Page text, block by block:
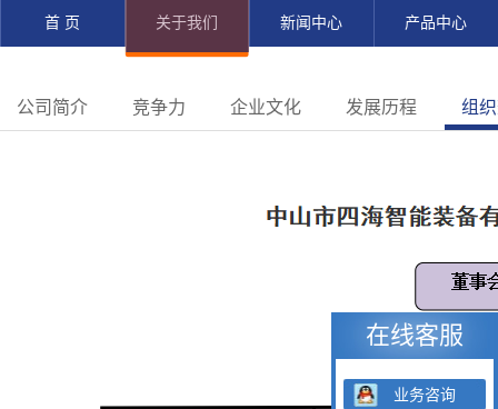
首 页 关于我们 新闻中心 产品中心
公司简介 竞争力 企业文化 发展历程 组
在线客服
业务咨询